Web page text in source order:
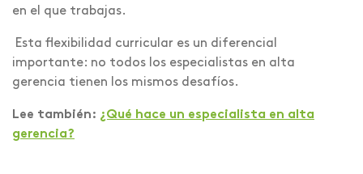
en el que trabajas.
Esta flexibilidad curricular es un diferencial
importante: no todos los especialistas en alta
gerencia tienen los mismos desafíos.
Lee también: ¿Qué hace un especialista en alta
gerencia?